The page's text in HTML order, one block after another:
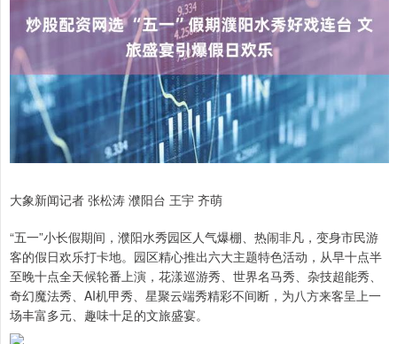
大象新闻记者 张松涛 濮阳台 王宇 齐萌
“五一”小长假期间，濮阳水秀园区人气爆棚、热闹非凡，变身市民游
客的假日欢乐打卡地。园区精心推出六大主题特色活动，从早十点半
至晚十点全天候轮番上演，花漾巡游秀、世界名马秀、杂技超能秀、
奇幻魔法秀、AI机甲秀、星聚云端秀精彩不间断，为八方来客呈上一
场丰富多元、趣味十足的文旅盛宴。